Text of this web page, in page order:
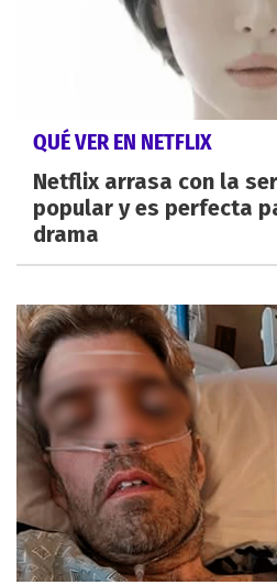
QUÉ VER EN NETFLIX
Netflix arrasa con la
popular y es perfecta
drama